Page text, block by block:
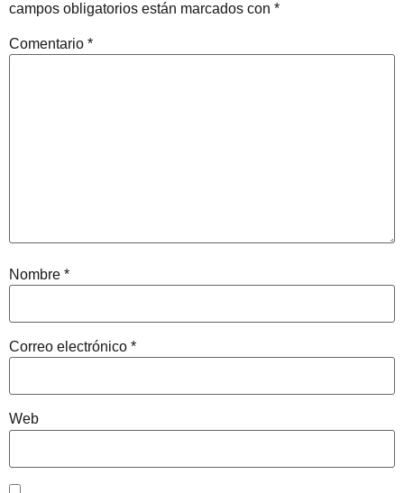
campos obligatorios están marcados con *
Comentario *
Nombre *
Correo electrónico *
Web